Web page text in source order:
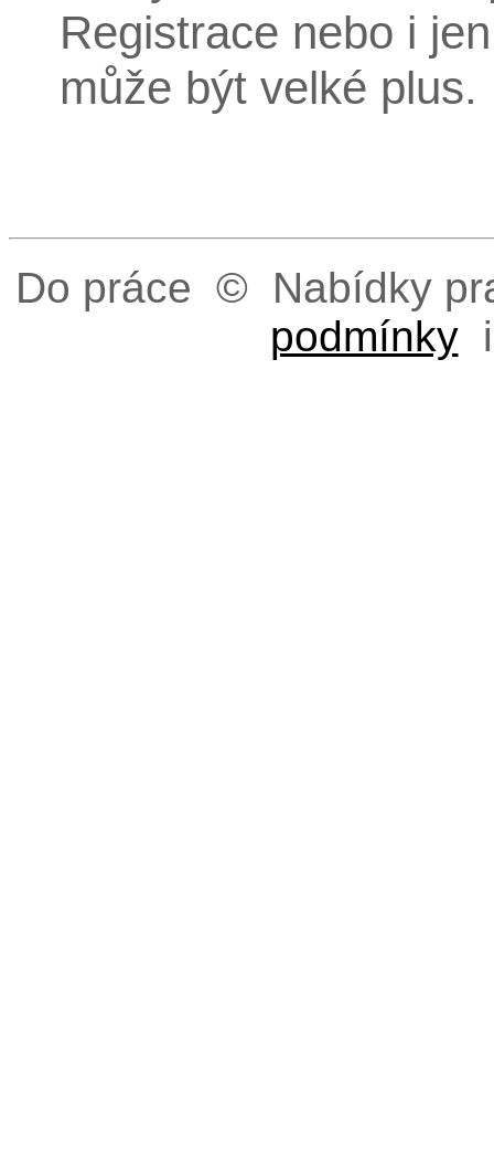
Registrace nebo i
může být velké plus.
Do práce © Nabídky
podmínky